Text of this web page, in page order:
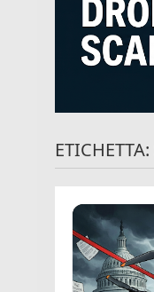
ETICHETTA: